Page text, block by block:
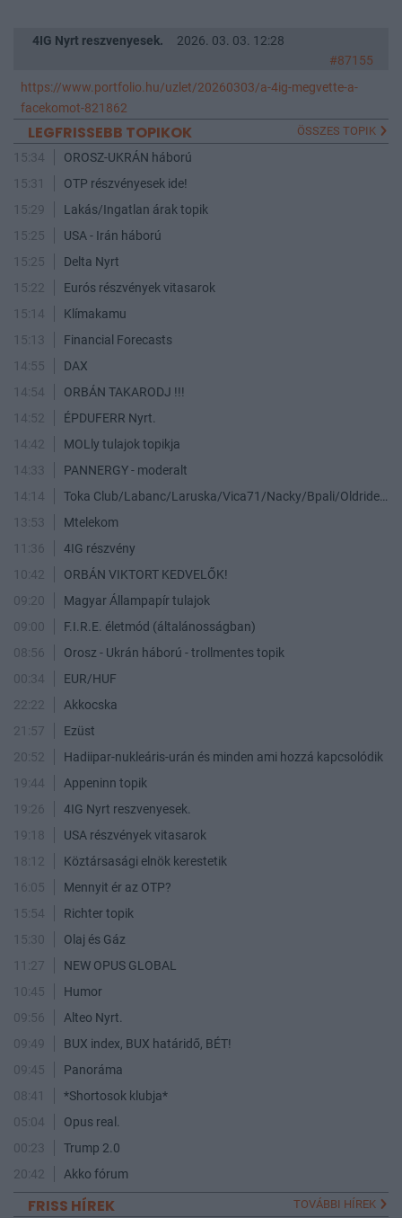
4IG Nyrt reszvenyesek.
2026. 03. 03. 12:28
#87155
https://www.portfolio.hu/uzlet/20260303/a-4ig-megvette-a-
facekomot-821862
LEGFRISSEBB TOPIKOK ÖSSZES TOPIK
15:34
OROSZ-UKRÁN háború
15:31
OTP részvényesek ide!
15:29
Lakás/Ingatlan árak topik
15:25
USA - Irán háború
15:25
Delta Nyrt
15:22
Eurós részvények vitasarok
15:14
Klímakamu
15:13
Financial Forecasts
14:55
DAX
14:54
ORBÁN TAKARODJ !!!
14:52
ÉPDUFERR Nyrt.
14:42
MOLly tulajok topikja
14:33
PANNERGY - moderalt
14:14
Toka Club/Labanc/Laruska/Vica71/Nacky/Bpali/Oldrider/Josefernando/Mcbull/Kawaszabi
13:53
Mtelekom
11:36
4IG részvény
10:42
ORBÁN VIKTORT KEDVELŐK!
09:20
Magyar Állampapír tulajok
09:00
F.I.R.E. életmód (általánosságban)
08:56
Orosz - Ukrán háború - trollmentes topik
00:34
EUR/HUF
22:22
Akkocska
21:57
Ezüst
20:52
Hadiipar-nukleáris-urán és minden ami hozzá kapcsolódik
19:44
Appeninn topik
19:26
4IG Nyrt reszvenyesek.
19:18
USA részvények vitasarok
18:12
Köztársasági elnök kerestetik
16:05
Mennyit ér az OTP?
15:54
Richter topik
15:30
Olaj és Gáz
11:27
NEW OPUS GLOBAL
10:45
Humor
09:56
Alteo Nyrt.
09:49
BUX index, BUX határidő, BÉT!
09:45
Panoráma
08:41
*Shortosok klubja*
05:04
Opus real.
00:23
Trump 2.0
20:42
Akko fórum
FRISS HÍREK TOVÁBBI HÍREK